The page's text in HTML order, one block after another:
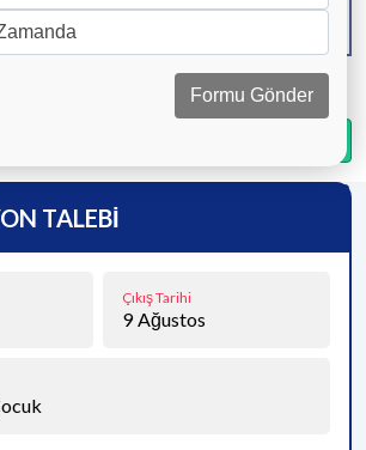
BANYO & WC
2 ADET
YATAK ODASI
TALEBİ
Çıkış Tarihi
9 Ağustos
Formu Gönder